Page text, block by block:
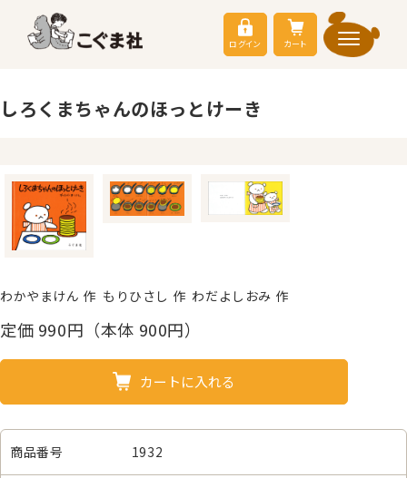
ログイン カート
しろくまちゃんのほっとけーき
わかやまけん 作 もりひさし 作 わだよしおみ 作
定価 990円（本体 900円）
カートに入れる
商品番号 1932